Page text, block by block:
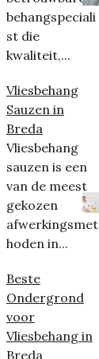
behangspeciali
st die
kwaliteit,...
Vliesbehang
Sauzen in
Breda
Vliesbehang
sauzen is een
van de meest
gekozen
afwerkingsmet
hoden in...
Beste
Ondergrond
voor
Vliesbehang in
Breda